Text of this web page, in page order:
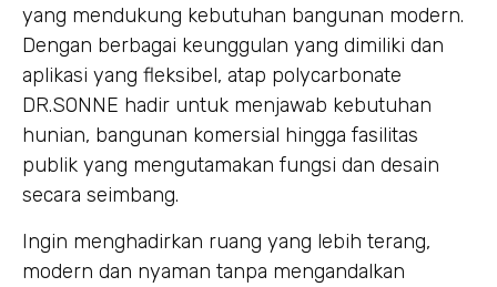
yang mendukung kebutuhan bangunan modern.
Dengan berbagai keunggulan yang dimiliki dan
aplikasi yang fleksibel, atap polycarbonate
DR.SONNE hadir untuk menjawab kebutuhan
hunian, bangunan komersial hingga fasilitas
publik yang mengutamakan fungsi dan desain
secara seimbang.
Ingin menghadirkan ruang yang lebih terang,
modern dan nyaman tanpa mengandalkan